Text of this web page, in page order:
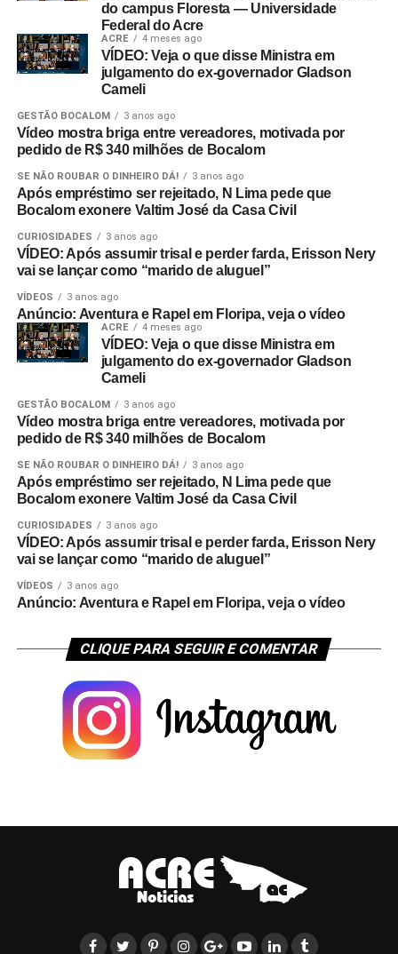
do campus Floresta — Universidade
Federal do Acre
ACRE 4 meses ago
VÍDEO: Veja o que disse Ministra em
julgamento do ex-governador Gladson
Cameli
GESTÃO BOCALOM 3 anos ago
Vídeo mostra briga entre vereadores, motivada por
pedido de R$ 340 milhões de Bocalom
SE NÃO ROUBAR O DINHEIRO DÁ! 3 anos ago
Após empréstimo ser rejeitado, N Lima pede que
Bocalom exonere Valtim José da Casa Civil
CURIOSIDADES 3 anos ago
VÍDEO: Após assumir trisal e perder farda, Erisson Nery
vai se lançar como “marido de aluguel”
VÍDEOS 3 anos ago
Anúncio: Aventura e Rapel em Floripa, veja o vídeo
ACRE 4 meses ago
VÍDEO: Veja o que disse Ministra em
julgamento do ex-governador Gladson
Cameli
GESTÃO BOCALOM 3 anos ago
Vídeo mostra briga entre vereadores, motivada por
pedido de R$ 340 milhões de Bocalom
SE NÃO ROUBAR O DINHEIRO DÁ! 3 anos ago
Após empréstimo ser rejeitado, N Lima pede que
Bocalom exonere Valtim José da Casa Civil
CURIOSIDADES 3 anos ago
VÍDEO: Após assumir trisal e perder farda, Erisson Nery
vai se lançar como “marido de aluguel”
VÍDEOS 3 anos ago
Anúncio: Aventura e Rapel em Floripa, veja o vídeo
CLIQUE PARA SEGUIR E COMENTAR